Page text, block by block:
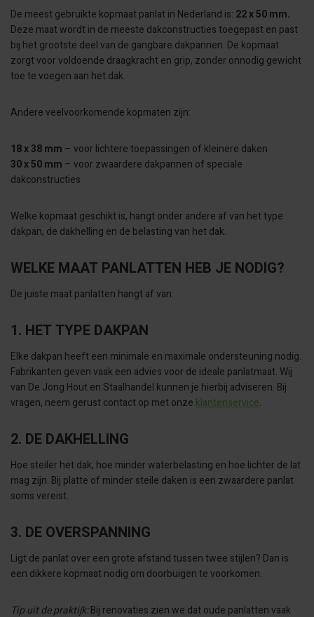
De meest gebruikte kopmaat panlat in Nederland is: 22 x 50 mm.
Deze maat wordt in de meeste dakconstructies toegepast en past
bij het grootste deel van de gangbare dakpannen. De kopmaat
zorgt voor voldoende draagkracht en grip, zonder onnodig gewicht
toe te voegen aan het dak.
Andere veelvoorkomende kopmaten zijn:
18 x 38 mm – voor lichtere toepassingen of kleinere daken
30 x 50 mm – voor zwaardere dakpannen of speciale
dakconstructies
Welke kopmaat geschikt is, hangt onder andere af van het type
dakpan, de dakhelling en de belasting van het dak.
WELKE MAAT PANLATTEN HEB JE NODIG?
De juiste maat panlatten hangt af van:
1. HET TYPE DAKPAN
Elke dakpan heeft een minimale en maximale ondersteuning nodig.
Fabrikanten geven vaak een advies voor de ideale panlatmaat. Wij
van De Jong Hout en Staalhandel kunnen je hierbij adviseren. Bij
vragen, neem gerust contact op met onzeklantenservice.
2. DE DAKHELLING
Hoe steiler het dak, hoe minder waterbelasting en hoe lichter de lat
mag zijn. Bij platte of minder steile daken is een zwaardere panlat
soms vereist.
3. DE OVERSPANNING
Ligt de panlat over een grote afstand tussen twee stijlen? Dan is
een dikkere kopmaat nodig om doorbuigen te voorkomen.
Tip uit de praktijk:Bij renovaties zien we dat oude panlatten vaak